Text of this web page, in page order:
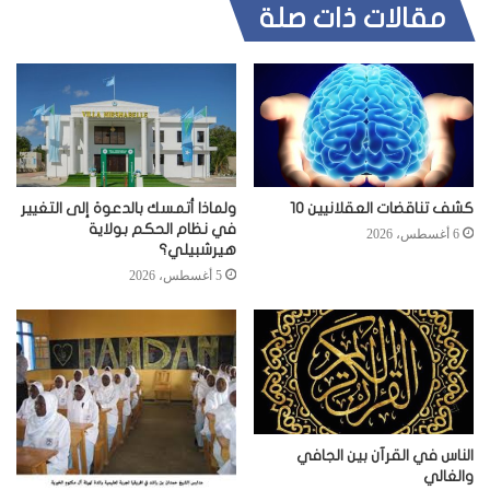
مقالات ذات صلة
كشف تناقضات العقلانيين 10
6 أغسطس، 2026
ولماذا أتمسك بالدعوة إلى التغيير
في نظام الحكم بولاية
هيرشبيلي؟
5 أغسطس، 2026
الناس في القرآن بين الجافي
والغالي